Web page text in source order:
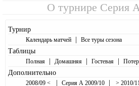
О турнире Серия
Турнир
Календарь матчей | Все туры сезона
Таблицы
Полная | Домашняя | Гостевая |
Дополнительно
2008/09 < | Серия А 2009/10 | > 2010/11